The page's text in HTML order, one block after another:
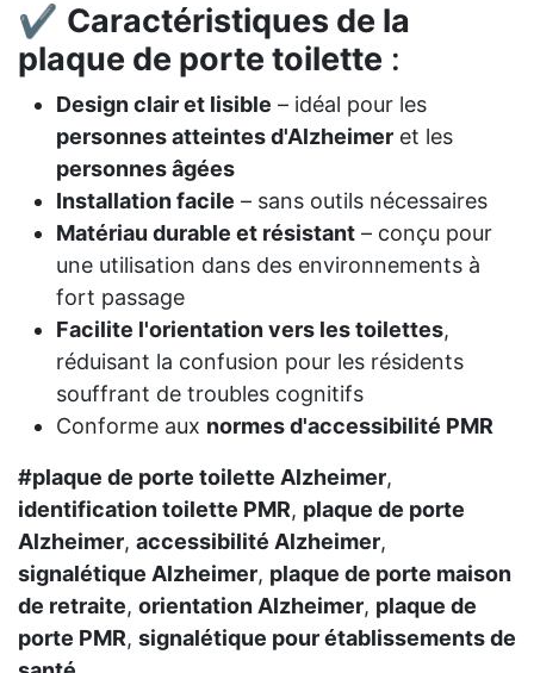
✔ Caractéristiques de la
plaque de porte toilette :
Design clair et lisible – idéal pour les
personnes atteintes d'Alzheimer et les
personnes âgées
Installation facile – sans outils nécessaires
Matériau durable et résistant – conçu pour
une utilisation dans des environnements à
fort passage
Facilite l'orientation vers les toilettes,
réduisant la confusion pour les résidents
souffrant de troubles cognitifs
Conforme aux normes d'accessibilité PMR
#plaque de porte toilette Alzheimer,
identification toilette PMR, plaque de porte
Alzheimer, accessibilité Alzheimer,
signalétique Alzheimer, plaque de porte maison
de retraite, orientation Alzheimer, plaque de
porte PMR, signalétique pour établissements de